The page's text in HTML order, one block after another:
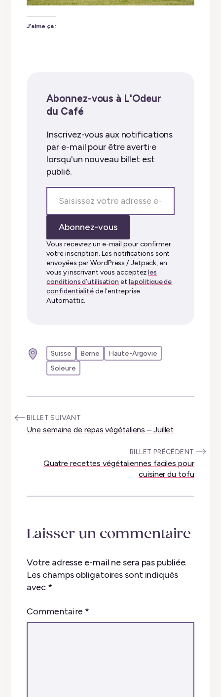
J’aime ça :
Abonnez-vous à L'Odeur
du Café
Inscrivez-vous aux notifications
par e-mail pour être averti·e
lorsqu'un nouveau billet est
publié.
votre
adresse
mail…
Abonnez-vous
Vous recevrez un e-mail pour confirmer
votre inscription. Les notifications sont
envoyées par WordPress / Jetpack, en
vous y inscrivant vous acceptezles
conditions d’utilisation et la politique de
confidentialitéde l’entreprise
Automattic.
Suisse Berne
Haute-Argovie
Soleure
:BILLET SUIVANT
Une semaine de repas végétaliens – Juillet
BILLET PRÉCÉDENT
Quatre recettes végétaliennes faciles pour
cuisiner du tofu
Laisser un commentaire
Votre adresse e-mail ne sera pas publiée.
Les champs obligatoires sont indiqués
avec *
Commentaire *